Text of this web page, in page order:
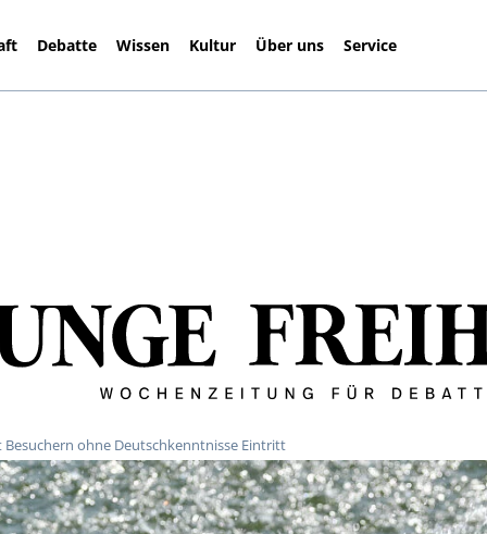
Debatte Wissen Kultur Über uns Service
Besuchern ohne Deutschkenntnisse Eintritt